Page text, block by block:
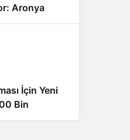
Aronya
İçin Yeni
Bin